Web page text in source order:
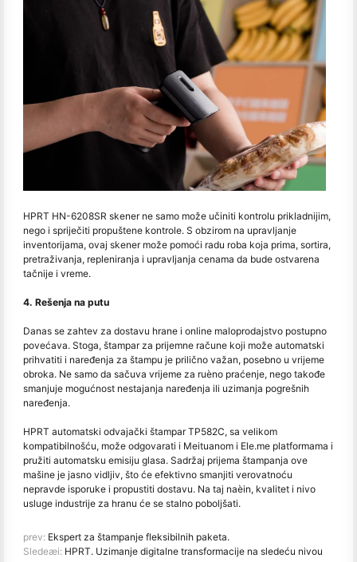
HPRT HN-6208SR skener ne samo može učiniti kontrolu prikladnijim,
nego i spriječiti propuštene kontrole. S obzirom na upravljanje
inventorijama, ovaj skener može pomoći radu roba koja prima, sortira,
pretraživanja, repleniranja i upravljanja cenama da bude ostvarena
tačnije i vreme.
4. Rešenja na putu
Danas se zahtev za dostavu hrane i online maloprodajstvo postupno
povećava. Stoga, štampar za prijemne račune koji može automatski
prihvatiti i naređenja za štampu je prilično važan, posebno u vrijeme
obroka. Ne samo da sačuva vrijeme za ruèno praćenje, nego takođe
smanjuje mogućnost nestajanja naređenja ili uzimanja pogrešnih
naređenja.
HPRT automatski odvajački štampar TP582C, sa velikom
kompatibilnošću, može odgovarati i Meituanom i Ele.me platformama i
pružiti automatsku emisiju glasa. Sadržaj prijema štampanja ove
mašine je jasno vidljiv, što će efektivno smanjiti verovatnoću
nepravde isporuke i propustiti dostavu. Na taj naèin, kvalitet i nivo
usluge industrije za hranu će se stalno poboljšati.
prev: Ekspert za štampanje fleksibilnih paketa.
Sledeæi: HPRT. Uzimanje digitalne transformacije na sledeću nivou